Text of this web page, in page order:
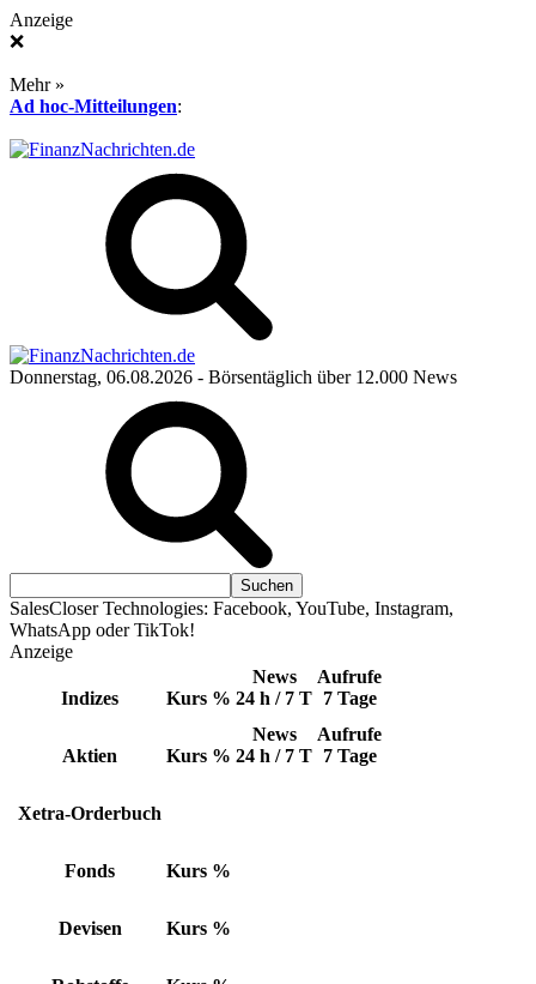
Anzeige
❌
Mehr »
Ad hoc-Mitteilungen:
Donnerstag, 06.08.2026 - Börsentäglich über 12.000 News
SalesCloser Technologies: Facebook, YouTube, Instagram,
WhatsApp oder TikTok!
Anzeige
Indizes Kurs %
News
24 h / 7 T
Aufrufe
7 Tage
Aktien Kurs %
News
24 h / 7 T
Aufrufe
7 Tage
Xetra-Orderbuch
Fonds Kurs %
Devisen Kurs %